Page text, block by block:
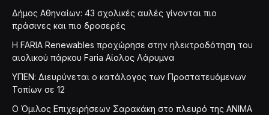
Δήμος Αθηναίων: 43 σχολικές αυλές γίνονται πιο
πράσινες και πιο δροσερές
Η FARIA Renewables προχώρησε στην ηλεκτροδότηση του
αιολικού πάρκου Faria Αίολος Λάρυμνα
ΥΠΕΝ: Διευρύνεται ο κατάλογος των Προστατευόμενων
Τοπίων σε 12
O Όμιλος Επιχειρήσεων Σαρακάκη στο πλευρό της ΑΝΙΜΑ